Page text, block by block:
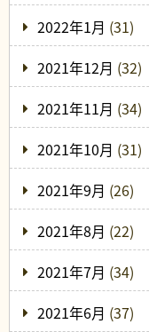
2022年1月 (31)
2021年12月 (32)
2021年11月 (34)
2021年10月 (31)
2021年9月 (26)
2021年8月 (22)
2021年7月 (34)
2021年6月 (37)